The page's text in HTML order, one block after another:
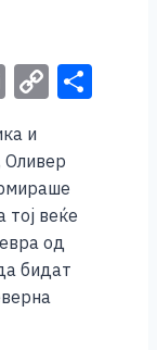
E
ai
l
C
p
y
Li
n
k
и
Оливер
веќе
од
бидат